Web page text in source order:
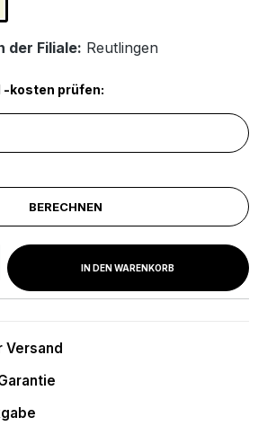
der Filiale: Reutlingen
-kosten prüfen:
BERECHNEN
Gib den
IN DEN WARENKORB
Versand